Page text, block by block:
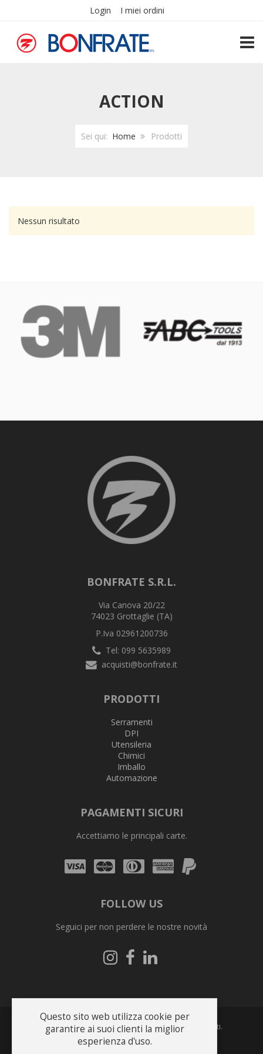
Login I miei ordini
ACTION
Sei qui: Home Prodotti
Nessun risultato
BONFRATE S.R.L.
Via Canova 20/22
74023 Grottaglie (TA)
P.Iva 02961200736
Tel: 099 5635989
acquisti@bonfrate.it
PRODOTTI
Serramenti
DPI
Utensileria
Chimici
Imballo
Automazione
PAGAMENTI SICURI
Accettiamo le principali carte.
Visa Mastercard
Diners
Club
AmexPayPal
FOLLOW US
Seguici per non perdere le nostre novità
Seguici
su
SeguiciSeguici
su
Copyright © 2026 Bonfrate s.r.l.. Tutti i diritti riservati.
Questo sito web utilizza cookie per
garantire ai suoi clienti la miglior
esperienza d'uso.